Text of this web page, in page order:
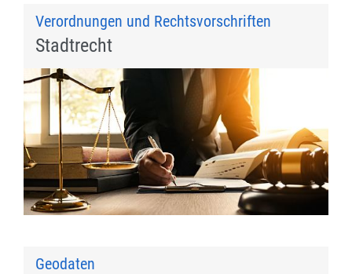
Verordnungen und Rechtsvorschriften
Stadtrecht
Geodaten